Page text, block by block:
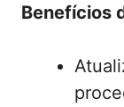
Benefícios